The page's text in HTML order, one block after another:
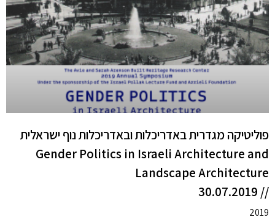
פוליטיקה מגדרית באדריכלות ובאדריכלות נוף ישראלית
Gender Politics in Israeli Architecture and
Landscape Architecture
// 30.07.2019
2019